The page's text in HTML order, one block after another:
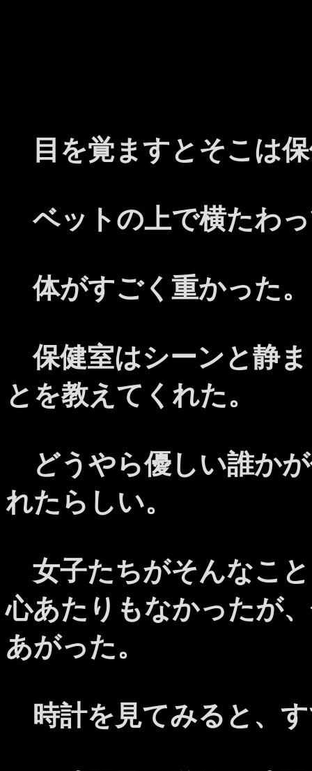
目を覚ますとそこは
ベットの上で横たわ
体がすごく重かった。
保健室はシーンと静
とを教えてくれた。
どうやら優しい誰か
れたらしい。
女子たちがそんなこ
心あたりもなかったが
あがった。
時計を見てみると、